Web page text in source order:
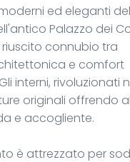
ed eleganti
Palazzo dei
connubio tra
e comfort
interni, rivoluzionati
originali offrendo
e accogliente.
è attrezzato per